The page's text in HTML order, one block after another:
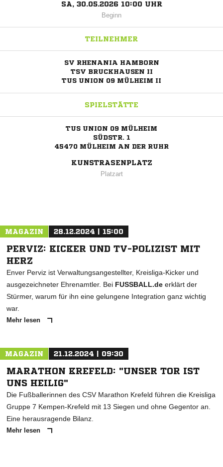
SA, 30.05.2026 10:00 UHR
Beginn
TEILNEHMER
SV RHENANIA HAMBORN
TSV BRUCKHAUSEN II
TUS UNION 09 MÜLHEIM II
SPIELSTÄTTE
TUS UNION 09 MÜLHEIM
SÜDSTR. 1
45470 MÜLHEIM AN DER RUHR
KUNSTRASENPLATZ
Platzart
MAGAZIN 28.12.2024 | 15:00
PERVIZ: KICKER UND TV-POLIZIST MIT
HERZ
Enver Perviz ist Verwaltungsangestellter, Kreisliga-Kicker und
ausgezeichneter Ehrenamtler. Bei FUSSBALL.de erklärt der
Stürmer, warum für ihn eine gelungene Integration ganz wichtig
war.
Mehr lesen
MAGAZIN 21.12.2024 | 09:30
MARATHON KREFELD: "UNSER TOR IST
UNS HEILIG"
Die Fußballerinnen des CSV Marathon Krefeld führen die Kreisliga
Gruppe 7 Kempen-Krefeld mit 13 Siegen und ohne Gegentor an.
Eine herausragende Bilanz.
Mehr lesen